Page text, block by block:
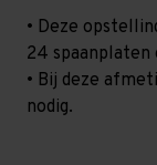
• Deze
24 spaanplaten
• Bij deze
nodig.